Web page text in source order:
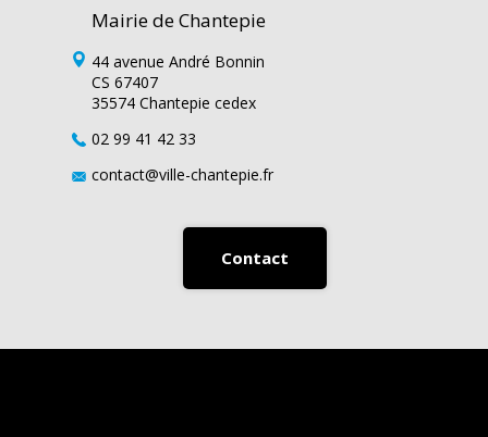
Mairie de Chantepie
44 avenue André Bonnin
CS 67407
35574 Chantepie cedex
02 99 41 42 33
contact@ville-chantepie.fr
Contact